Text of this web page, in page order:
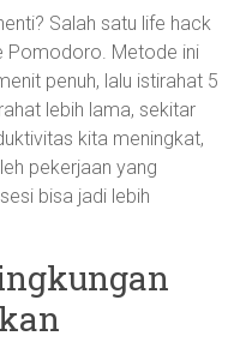
Salah satu life hack
Pomodoro. Metode ini
penuh, lalu istirahat 5
lebih lama, sekitar
kita meningkat,
pekerjaan yang
bisa jadi lebih